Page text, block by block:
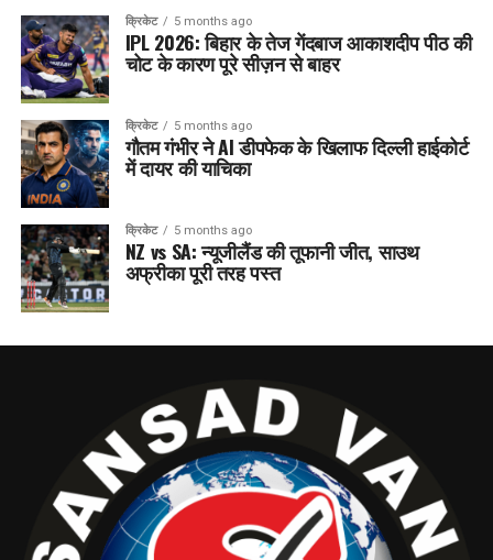
क्रिकेट 5 months ago
IPL 2026: बिहार के तेज गेंदबाज आकाशदीप पीठ की
चोट के कारण पूरे सीज़न से बाहर
क्रिकेट 5 months ago
गौतम गंभीर ने AI डीपफेक के खिलाफ दिल्ली हाईकोर्ट
में दायर की याचिका
क्रिकेट 5 months ago
NZ vs SA: न्यूजीलैंड की तूफानी जीत, साउथ
अफ्रीका पूरी तरह पस्त